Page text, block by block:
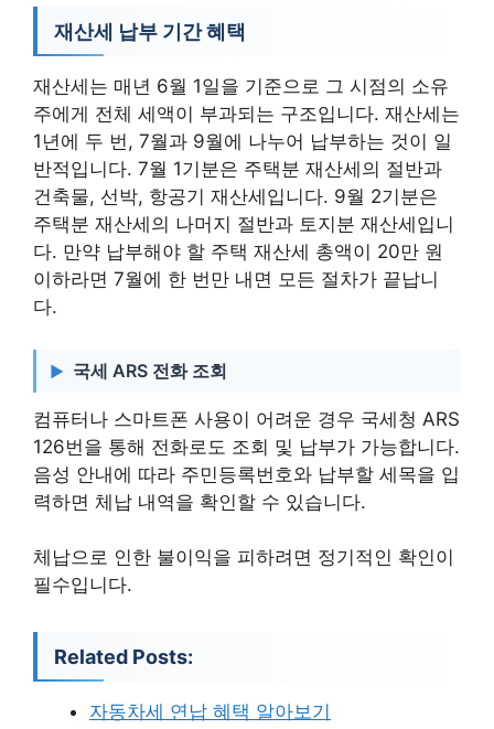
재산세 납부 기간 혜택
재산세는 매년 6월 1일을 기준으로 그 시점의 소유
주에게 전체 세액이 부과되는 구조입니다. 재산세는
1년에 두 번, 7월과 9월에 나누어 납부하는 것이 일
반적입니다. 7월 1기분은 주택분 재산세의 절반과
건축물, 선박, 항공기 재산세입니다. 9월 2기분은
주택분 재산세의 나머지 절반과 토지분 재산세입니
다. 만약 납부해야 할 주택 재산세 총액이 20만 원
이하라면 7월에 한 번만 내면 모든 절차가 끝납니
다.
국세 ARS 전화 조회
컴퓨터나 스마트폰 사용이 어려운 경우 국세청 ARS
126번을 통해 전화로도 조회 및 납부가 가능합니다.
음성 안내에 따라 주민등록번호와 납부할 세목을 입
력하면 체납 내역을 확인할 수 있습니다.
체납으로 인한 불이익을 피하려면 정기적인 확인이
필수입니다.
Related Posts:
자동차세 연납 혜택 알아보기